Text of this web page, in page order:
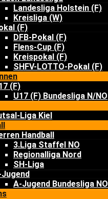
Landesliga Holstein (F)
Kreisliga (W)
(F)
DFB-Pokal (F)
Flens-Cup (F)
Kreispokal (F)
SHFV-LOTTO-Pokal (F)
(F)
U17 (F) Bundesliga N/NO
Liga Kiel
Handball
3.Liga Staffel NO
Regionalliga Nord
SH-Liga
A-Jugend Bundesliga NO